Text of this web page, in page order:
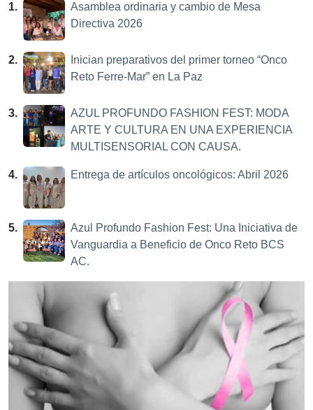
1.
Asamblea ordinaria y cambio de Mesa
Directiva 2026
2.
Inician preparativos del primer torneo “Onco
Reto Ferre-Mar” en La Paz
3.
AZUL PROFUNDO FASHION FEST: MODA
ARTE Y CULTURA EN UNA EXPERIENCIA
MULTISENSORIAL CON CAUSA.
4. Entrega de artículos oncológicos: Abril 2026
5.
Azul Profundo Fashion Fest: Una Iniciativa de
Vanguardia a Beneficio de Onco Reto BCS
AC.